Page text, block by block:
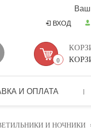
Ваш
ВХОД
0
И ОПЛАТА |
И НОЧНИКИ